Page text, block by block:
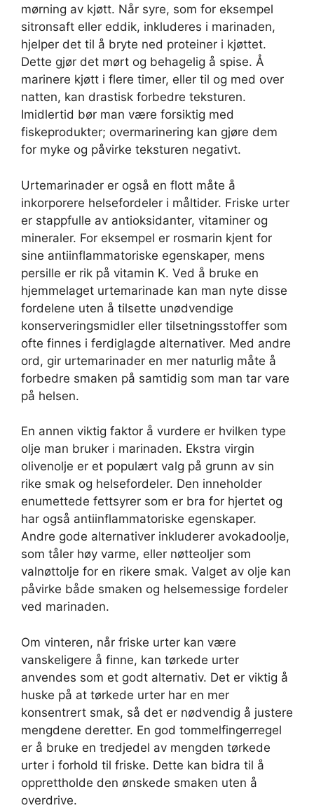
mørning av kjøtt. Når syre, som for eksempel
sitronsaft eller eddik, inkluderes i marinaden,
hjelper det til å bryte ned proteiner i kjøttet.
Dette gjør det mørt og behagelig å spise. Å
marinere kjøtt i flere timer, eller til og med over
natten, kan drastisk forbedre teksturen.
Imidlertid bør man være forsiktig med
fiskeprodukter; overmarinering kan gjøre dem
for myke og påvirke teksturen negativt.
Urtemarinader er også en flott måte å
inkorporere helsefordeler i måltider. Friske urter
er stappfulle av antioksidanter, vitaminer og
mineraler. For eksempel er rosmarin kjent for
sine antiinflammatoriske egenskaper, mens
persille er rik på vitamin K. Ved å bruke en
hjemmelaget urtemarinade kan man nyte disse
fordelene uten å tilsette unødvendige
konserveringsmidler eller tilsetningsstoffer som
ofte finnes i ferdiglagde alternativer. Med andre
ord, gir urtemarinader en mer naturlig måte å
forbedre smaken på samtidig som man tar vare
på helsen.
En annen viktig faktor å vurdere er hvilken type
olje man bruker i marinaden. Ekstra virgin
olivenolje er et populært valg på grunn av sin
rike smak og helsefordeler. Den inneholder
enumettede fettsyrer som er bra for hjertet og
har også antiinflammatoriske egenskaper.
Andre gode alternativer inkluderer avokadoolje,
som tåler høy varme, eller nøtteoljer som
valnøttolje for en rikere smak. Valget av olje kan
påvirke både smaken og helsemessige fordeler
ved marinaden.
Om vinteren, når friske urter kan være
vanskeligere å finne, kan tørkede urter
anvendes som et godt alternativ. Det er viktig å
huske på at tørkede urter har en mer
konsentrert smak, så det er nødvendig å justere
mengdene deretter. En god tommelfingerregel
er å bruke en tredjedel av mengden tørkede
urter i forhold til friske. Dette kan bidra til å
opprettholde den ønskede smaken uten å
overdrive.